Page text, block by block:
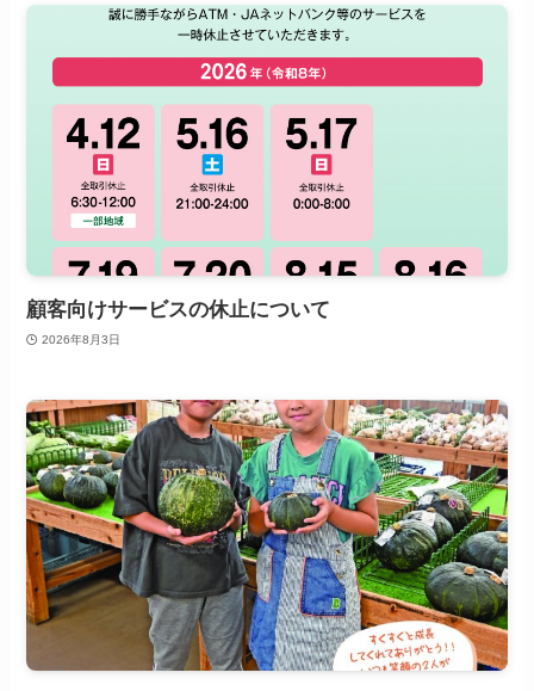
顧客向けサービスの休止について
2026年8月3日